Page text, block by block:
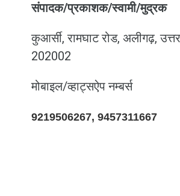
संपादक/प्रकाशक/स्वामी/मुद्रक
कुआर्सी, रामघाट रोड, अलीगढ़,
202002
मोबाइल/व्हाट्सऐप नम्बर्स
9219506267, 9457311667